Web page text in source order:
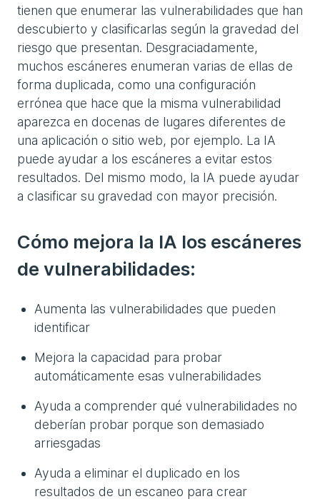
tienen que enumerar las vulnerabilidades que han
descubierto y clasificarlas según la gravedad del
riesgo que presentan. Desgraciadamente,
muchos escáneres enumeran varias de ellas de
forma duplicada, como una configuración
errónea que hace que la misma vulnerabilidad
aparezca en docenas de lugares diferentes de
una aplicación o sitio web, por ejemplo. La IA
puede ayudar a los escáneres a evitar estos
resultados. Del mismo modo, la IA puede ayudar
a clasificar su gravedad con mayor precisión.
Cómo mejora la IA los escáneres
de vulnerabilidades:
Aumenta las vulnerabilidades que pueden
identificar
Mejora la capacidad para probar
automáticamente esas vulnerabilidades
Ayuda a comprender qué vulnerabilidades no
deberían probar porque son demasiado
arriesgadas
Ayuda a eliminar el duplicado en los
resultados de un escaneo para crear